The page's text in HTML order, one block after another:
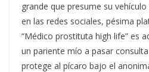
grande que presume su
en las redes sociales, pésima
“Médico prostituta high life” es
un pariente mío a pasar
protege al pícaro bajo el